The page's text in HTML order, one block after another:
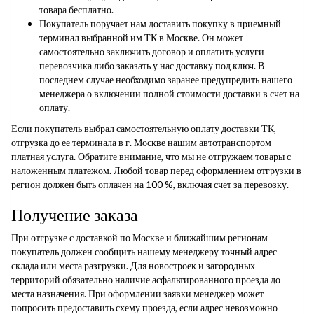
товара бесплатно.
Покупатель поручает нам доставить покупку в приемный
терминал выбранной им ТК в Москве. Он может
самостоятельно заключить договор и оплатить услуги
перевозчика либо заказать у нас доставку под ключ. В
последнем случае необходимо заранее предупредить нашего
менеджера о включении полной стоимости доставки в счет на
оплату.
Если покупатель выбрал самостоятельную оплату доставки ТК,
отгрузка до ее терминала в г. Москве нашим автотранспортом –
платная услуга. Обратите внимание, что мы не отгружаем товары с
наложенным платежом. Любой товар перед оформлением отгрузки в
регион должен быть оплачен на 100 %, включая счет за перевозку.
Получение заказа
При отгрузке с доставкой по Москве и ближайшим регионам
покупатель должен сообщить нашему менеджеру точный адрес
склада или места разгрузки. Для новостроек и загородных
территорий обязательно наличие асфальтированного проезда до
места назначения. При оформлении заявки менеджер может
попросить предоставить схему проезда, если адрес невозможно